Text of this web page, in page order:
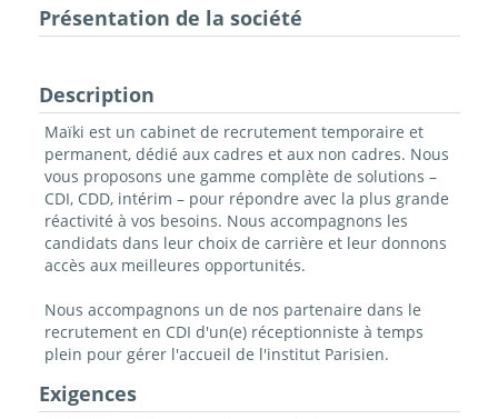
Présentation de la société
Description
Maïki est un cabinet de recrutement temporaire et
permanent, dédié aux cadres et aux non cadres. Nous
vous proposons une gamme complète de solutions –
CDI, CDD, intérim – pour répondre avec la plus grande
réactivité à vos besoins. Nous accompagnons les
candidats dans leur choix de carrière et leur donnons
accès aux meilleures opportunités.
Nous accompagnons un de nos partenaire dans le
recrutement en CDI d'un(e) réceptionniste à temps
plein pour gérer l'accueil de l'institut Parisien.
Exigences